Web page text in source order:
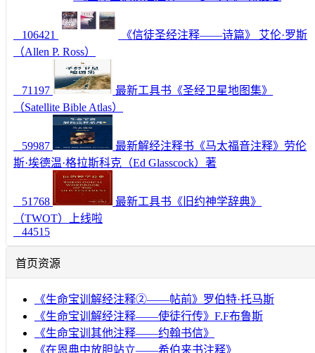
106421
《信徒圣经注释——诗篇》 艾伦·罗斯
（Allen P. Ross）
71197
最新工具书《圣经卫星地图集》
（Satellite Bible Atlas）
59987
最新解经注释书《马太福音注释》劳伦
斯·埃德温·格拉斯科克（Ed Glasscock）著
51768
最新工具书《旧约神学辞典》
（TWOT）上线啦
44515
首页资源
《生命宝训解经注释②——帖前》罗伯特·托马斯
《生命宝训解经注释——使徒行传》F.F布鲁斯
《生命宝训其他注释——约翰书信》
《在恩典中放胆站立——希伯来书注释》